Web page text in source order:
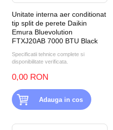
Unitate interna aer conditionat
tip split de perete Daikin
Emura Bluevolution
FTXJ20AB 7000 BTU Black
Specificatii tehnice complete si
disponibilitate verificata.
0,00 RON
Adauga in cos